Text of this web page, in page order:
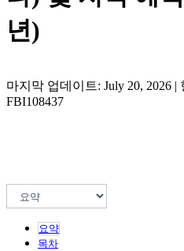
년)
마지막 업데이트: July 20, 2026 |
FBI108437
요약
목차